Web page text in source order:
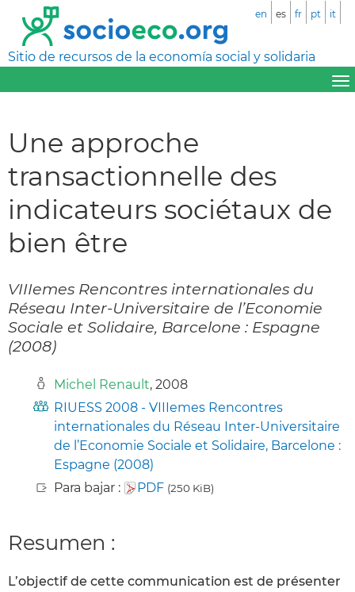
Sitio de recursos de la economía social y solidaria
en es fr pt it
Une approche
transactionnelle des
indicateurs sociétaux de
bien être
VIIIemes Rencontres internationales du
Réseau Inter-Universitaire de l’Economie
Sociale et Solidaire, Barcelone : Espagne
(2008)
Michel Renault, 2008
RIUESS 2008 - VIIIemes Rencontres
internationales du Réseau Inter-Universitaire
de l’Economie Sociale et Solidaire, Barcelone :
Espagne (2008)
Para bajar :
PDF (250 KiB)
Resumen :
L’objectif de cette communication est de présenter